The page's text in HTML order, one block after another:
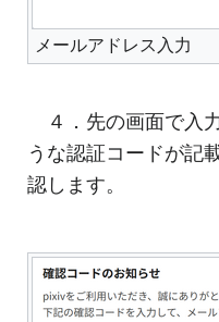
メールアドレス入力
４．先の画面で入
うな認証コードが記
認します。